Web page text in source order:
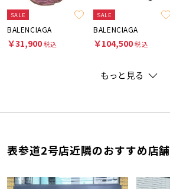
SALE
BALENCIAGA
￥31,900税込
SALE
BALENCIAGA
￥104,500税込
もっと見る
表参道2号店近隣のおすすめ店舗